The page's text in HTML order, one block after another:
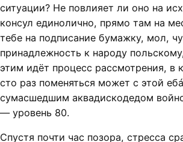
ситуации? Не повлияет ли оно на
консул единолично, прямо там на
тебе на подписание бумажку, мол,
принадлежность к народу
этим идёт процесс рассмотрения, в
сто раз поменяться может с этой
сумасшедшим аквадискодедом
— уровень 80.
Спустя почти час позора, стресса